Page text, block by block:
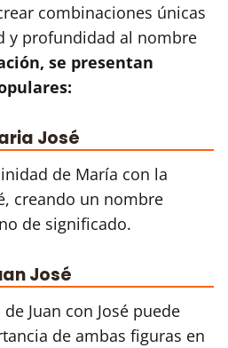
combinaciones únicas
y profundidad al nombre
se presentan
José
de María con la
creando un nombre
de significado.
José
Juan con José puede
de ambas figuras en